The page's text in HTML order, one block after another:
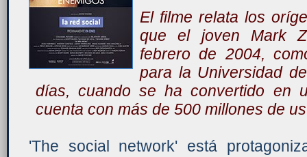
El filme relata los
que el joven Mark
febrero de 2004,
para la Universidad
días, cuando se ha convertido en
cuenta con más de 500 millones de
'The social network' está